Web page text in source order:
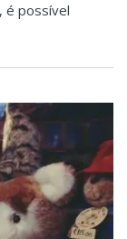
é possível